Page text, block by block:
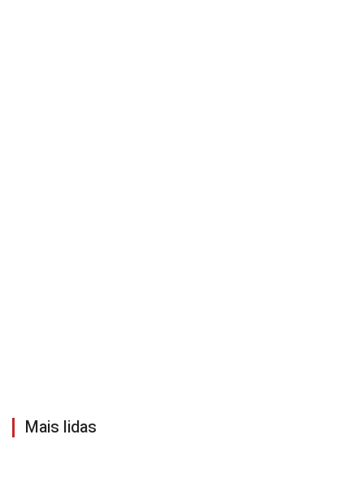
Mais lidas